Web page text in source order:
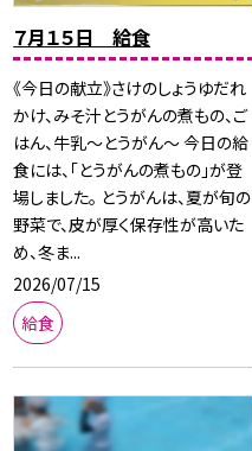
７月１５日 給食
《今日の献立》さけのしょうゆだれ
かけ、みそ汁とうがんの煮もの、ご
はん、牛乳〜とうがん〜 今日の給
食には、「とうがんの煮もの」が登
場しました。 とうがんは、夏が旬の
野菜で、皮が厚く保存性が高いた
め、冬ま...
2026/07/15
給食